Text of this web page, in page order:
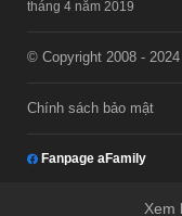
tháng 4 năm 2019
© Copyright 2008 -
Chính sách bảo mật
Fanpage aFamily
Xem